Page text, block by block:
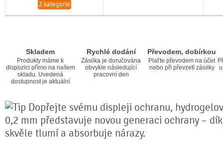
Z kategorie
Skladem
Produkty máme k
dispozici přímo na našem
skladu. Uvedená
dostupnost je aktuální
Rychlé dodání
Zásilka je doručována
obvykle následující
pracovní den
Převodem, dobírkou
Plaťte převodem na účet
nebo při převzetí zásilky
Dopřejte svému displeji ochranu,
0,2 mm představuje novou generaci ochrany –
skvěle tlumí a absorbuje nárazy.